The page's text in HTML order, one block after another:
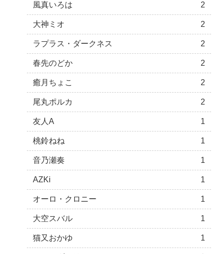
風真いろは 2
大神ミオ 2
ラプラス・ダークネス 2
春先のどか 2
癒月ちょこ 2
尾丸ポルカ 2
友人A 1
桃鈴ねね 1
音乃瀬奏 1
AZKi 1
オーロ・クロニー 1
大空スバル 1
猫又おかゆ 1